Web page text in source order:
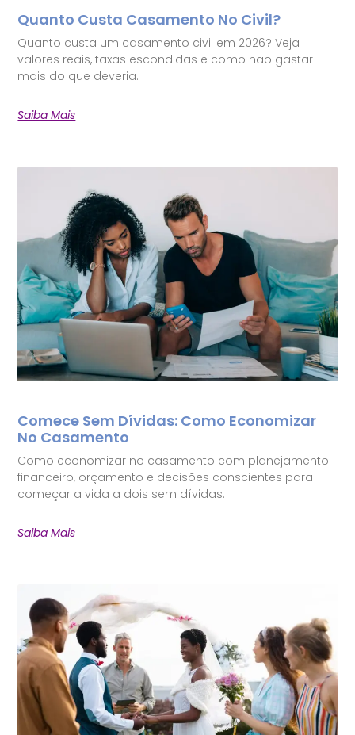
Quanto Custa Casamento No Civil?
Quanto custa um casamento civil em 2026? Veja
valores reais, taxas escondidas e como não gastar
mais do que deveria.
Saiba Mais
Comece Sem Dívidas: Como Economizar
No Casamento
Como economizar no casamento com planejamento
financeiro, orçamento e decisões conscientes para
começar a vida a dois sem dívidas.
Saiba Mais